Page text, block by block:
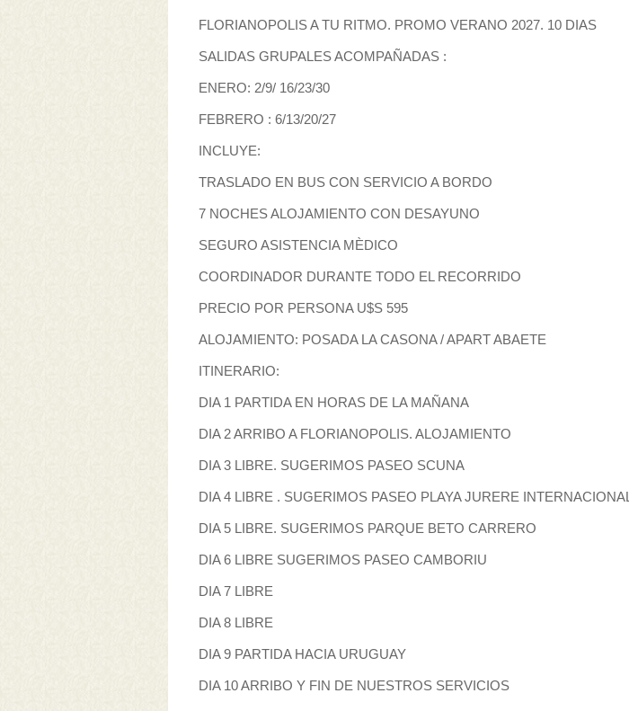
FLORIANOPOLIS A TU RITMO. PROMO VERANO 2027. 10 DIAS
SALIDAS GRUPALES ACOMPAÑADAS :
ENERO: 2/9/ 16/23/30
FEBRERO : 6/13/20/27
INCLUYE:
TRASLADO EN BUS CON SERVICIO A BORDO
7 NOCHES ALOJAMIENTO CON DESAYUNO
SEGURO ASISTENCIA MÈDICO
COORDINADOR DURANTE TODO EL RECORRIDO
PRECIO POR PERSONA U$S 595
ALOJAMIENTO: POSADA LA CASONA / APART ABAETE
ITINERARIO:
DIA 1 PARTIDA EN HORAS DE LA MAÑANA
DIA 2 ARRIBO A FLORIANOPOLIS. ALOJAMIENTO
DIA 3 LIBRE. SUGERIMOS PASEO SCUNA
DIA 4 LIBRE . SUGERIMOS PASEO PLAYA JURERE INTERNACIONAL
DIA 5 LIBRE. SUGERIMOS PARQUE BETO CARRERO
DIA 6 LIBRE SUGERIMOS PASEO CAMBORIU
DIA 7 LIBRE
DIA 8 LIBRE
DIA 9 PARTIDA HACIA URUGUAY
DIA 10 ARRIBO Y FIN DE NUESTROS SERVICIOS